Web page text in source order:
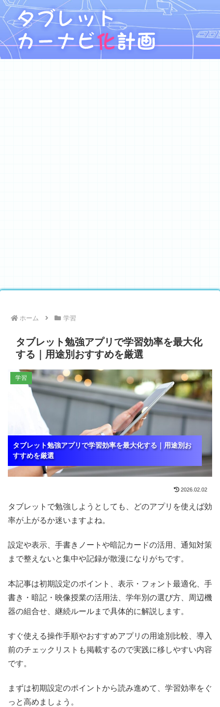
ホーム 学習
タブレット勉強アプリで学習効率を最大化
する｜用途別おすすめを厳選
タブレット勉強アプリで学習効率を最大化する｜用途別お
すすめを厳選
タブレット勉強アプリで学習効率を最大化する｜用途別お
すすめを厳選
タブレット勉強アプリで学習効率を最大化する｜用途別お
すすめを厳選
学習
2026.02.02
タブレットで勉強しようとしても、どのアプリを使えば効
率が上がるか迷いますよね。
設定や表示、手書きノートや暗記カードの活用、通知対策
まで整えないと集中や記録が散漫になりがちです。
本記事は初期設定のポイント、表示・フォント最適化、手
書き・暗記・映像授業の活用法、学年別の選び方、周辺機
器の組合せ、継続ルールまで具体的に解説します。
すぐ使える操作手順やおすすめアプリの用途別比較、導入
前のチェックリストも掲載するので実践に移しやすい内容
です。
まずは初期設定のポイントから読み進めて、学習効率をぐ
っと高めましょう。